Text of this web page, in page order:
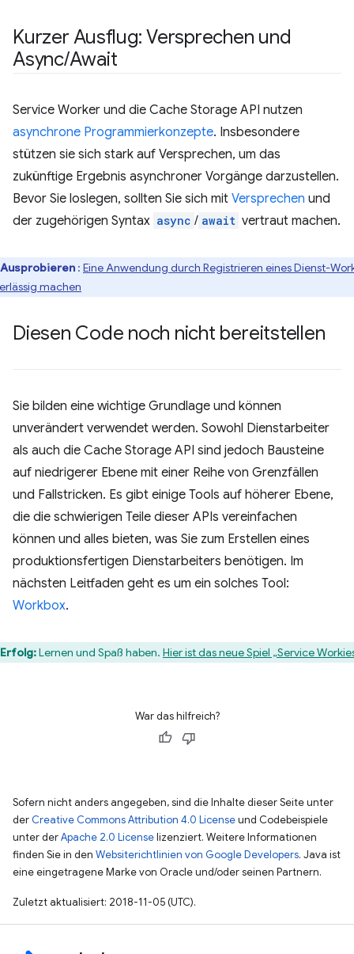
Kurzer Ausflug: Versprechen und
Async/Await
Service Worker und die Cache Storage API nutzen
asynchrone Programmierkonzepte. Insbesondere
stützen sie sich stark auf Versprechen, um das
zukünftige Ergebnis asynchroner Vorgänge darzustellen.
Bevor Sie loslegen, sollten Sie sich mit Versprechen und
der zugehörigen Syntax async / await vertraut machen.
Ausprobieren : Eine Anwendung durch Registrieren eines Dienst-
machen
Diesen Code noch nicht bereitstellen
Sie bilden eine wichtige Grundlage und können
unverändert verwendet werden. Sowohl Dienstarbeiter
als auch die Cache Storage API sind jedoch Bausteine
auf niedrigerer Ebene mit einer Reihe von Grenzfällen
und Fallstricken. Es gibt einige Tools auf höherer Ebene,
die die schwierigen Teile dieser APIs vereinfachen
können und alles bieten, was Sie zum Erstellen eines
produktionsfertigen Dienstarbeiters benötigen. Im
nächsten Leitfaden geht es um ein solches Tool:
Workbox.
Erfolg:Lernen und Spaß haben. Hier ist das neue Spiel „Service
War das hilfreich?
Sofern nicht anders angegeben, sind die Inhalte dieser Seite unter
der Creative Commons Attribution 4.0 Licenseund Codebeispiele
unter derApache 2.0 Licenselizenziert. Weitere Informationen
finden Sie in den Websiterichtlinien von Google Developers. Java ist
eine eingetragene Marke von Oracle und/oder seinen Partnern.
Zuletzt aktualisiert: 2018-11-05 (UTC).